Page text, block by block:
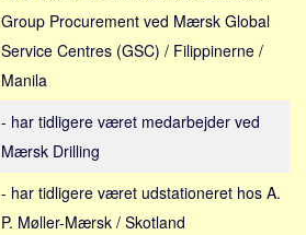
Group Procurement ved Mærsk Global
Service Centres (GSC) / Filippinerne /
Manila
- har tidligere været medarbejder ved
Mærsk Drilling
- har tidligere været udstationeret hos A.
P. Møller-Mærsk / Skotland